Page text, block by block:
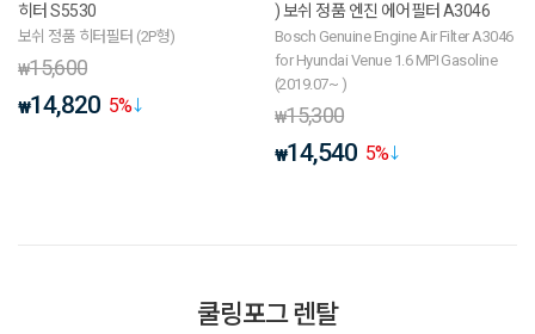
히터 S5530
보쉬 정품 히터필터 (2P형)
₩15,600
₩14,820 5%
) 보쉬 정품 엔진 에어필터 A3046
Bosch Genuine Engine Air Filter A3046
for Hyundai Venue 1.6 MPI Gasoline
(2019.07~ )
₩15,300
₩14,540 5%
쿨링포그 렌탈